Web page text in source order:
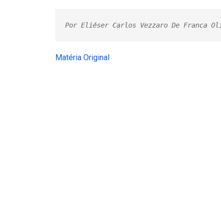
Por Eliéser Carlos Vezzaro De Franca
Matéria Original